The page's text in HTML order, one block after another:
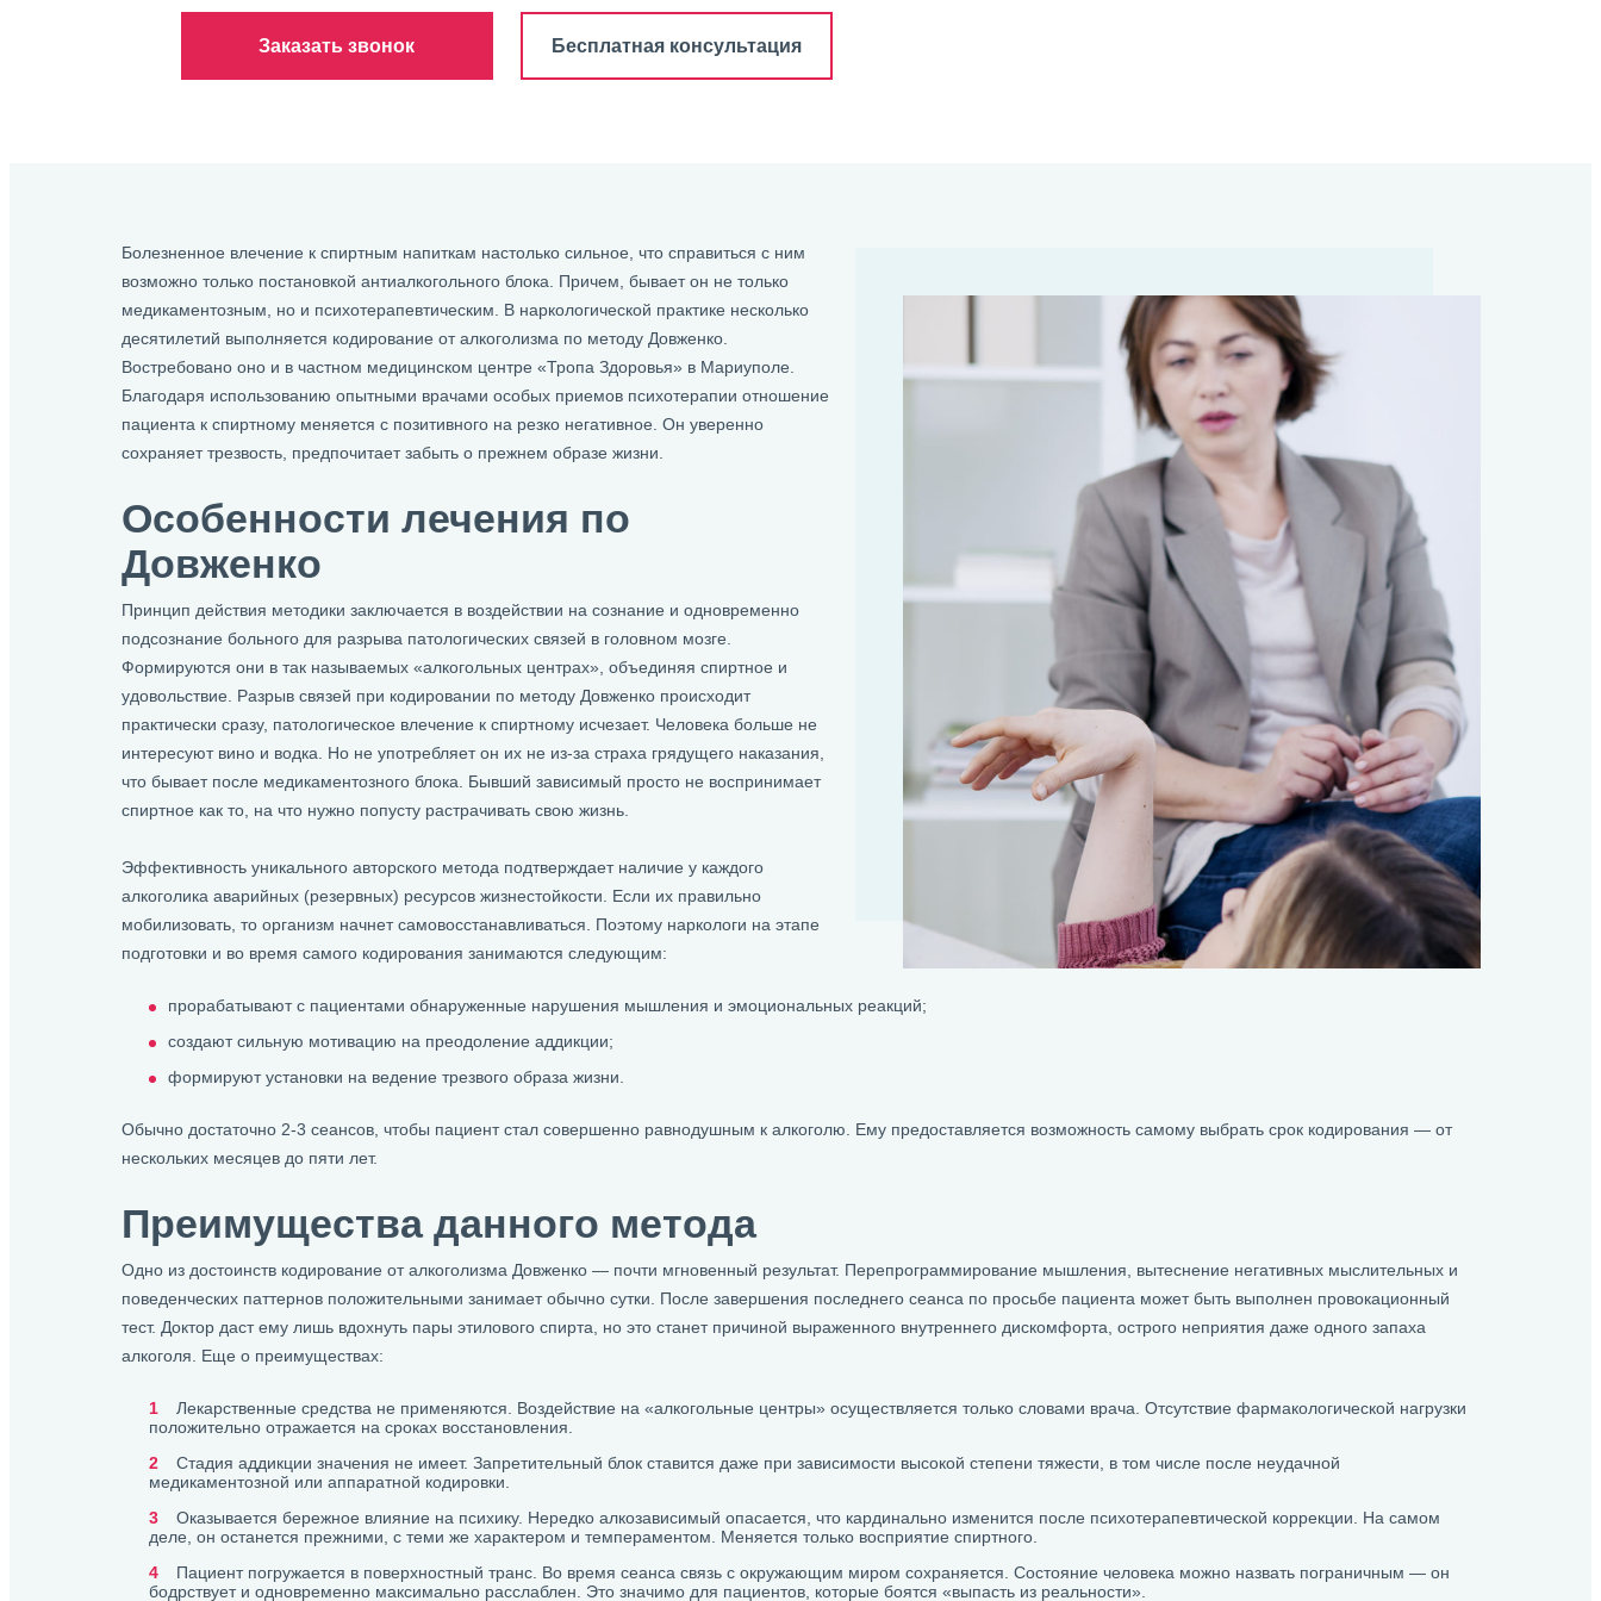
Заказать звонок Бесплатная консультация
Болезненное влечение к спиртным напиткам настолько сильное, что справиться с ним
возможно только постановкой антиалкогольного блока. Причем, бывает он не только
медикаментозным, но и психотерапевтическим. В наркологической практике несколько
десятилетий выполняется кодирование от алкоголизма по методу Довженко.
Востребовано оно и в частном медицинском центре «Тропа Здоровья» в Мариуполе.
Благодаря использованию опытными врачами особых приемов психотерапии отношение
пациента к спиртному меняется с позитивного на резко негативное. Он уверенно
сохраняет трезвость, предпочитает забыть о прежнем образе жизни.
Особенности лечения по
Довженко
Принцип действия методики заключается в воздействии на сознание и одновременно
подсознание больного для разрыва патологических связей в головном мозге.
Формируются они в так называемых «алкогольных центрах», объединяя спиртное и
удовольствие. Разрыв связей при кодировании по методу Довженко происходит
практически сразу, патологическое влечение к спиртному исчезает. Человека больше не
интересуют вино и водка. Но не употребляет он их не из-за страха грядущего наказания,
что бывает после медикаментозного блока. Бывший зависимый просто не воспринимает
спиртное как то, на что нужно попусту растрачивать свою жизнь.
Эффективность уникального авторского метода подтверждает наличие у каждого
алкоголика аварийных (резервных) ресурсов жизнестойкости. Если их правильно
мобилизовать, то организм начнет самовосстанавливаться. Поэтому наркологи на этапе
подготовки и во время самого кодирования занимаются следующим:
прорабатывают с пациентами обнаруженные нарушения мышления и эмоциональных реакций;
создают сильную мотивацию на преодоление аддикции;
формируют установки на ведение трезвого образа жизни.
Обычно достаточно 2-3 сеансов, чтобы пациент стал совершенно равнодушным к алкоголю. Ему предоставляется возможность самому выбрать срок кодирования — от
нескольких месяцев до пяти лет.
Преимущества данного метода
Одно из достоинств кодирование от алкоголизма Довженко — почти мгновенный результат. Перепрограммирование мышления, вытеснение негативных мыслительных и
поведенческих паттернов положительными занимает обычно сутки. После завершения последнего сеанса по просьбе пациента может быть выполнен провокационный
тест. Доктор даст ему лишь вдохнуть пары этилового спирта, но это станет причиной выраженного внутреннего дискомфорта, острого неприятия даже одного запаха
алкоголя. Еще о преимуществах:
Лекарственные средства не применяются. Воздействие на «алкогольные центры» осуществляется только словами врача. Отсутствие фармакологической нагрузки
положительно отражается на сроках восстановления.
Стадия аддикции значения не имеет. Запретительный блок ставится даже при зависимости высокой степени тяжести, в том числе после неудачной
медикаментозной или аппаратной кодировки.
Оказывается бережное влияние на психику. Нередко алкозависимый опасается, что кардинально изменится после психотерапевтической коррекции. На самом
деле, он останется прежними, с теми же характером и темпераментом. Меняется только восприятие спиртного.
Пациент погружается в поверхностный транс. Во время сеанса связь с окружающим миром сохраняется. Состояние человека можно назвать пограничным — он
бодрствует и одновременно максимально расслаблен. Это значимо для пациентов, которые боятся «выпасть из реальности».